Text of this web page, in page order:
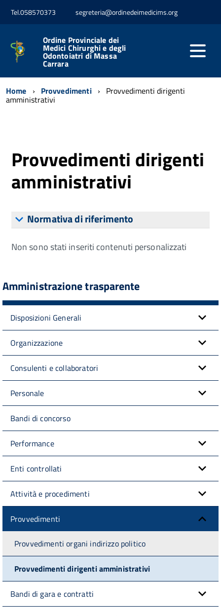
Tel.058570373 segreteria@ordinedeimedicims.org
Ordine Provinciale dei
Medici Chirurghi e degli
Odontoiatri di Massa
Carrara
Home Provvedimenti Provvedimenti dirigenti
amministrativi
Provvedimenti dirigenti
amministrativi
Normativa di riferimento
Non sono stati inseriti contenuti personalizzati
Amministrazione trasparente
Disposizioni Generali
Organizzazione
Consulenti e collaboratori
Personale
Bandi di concorso
Performance
Enti controllati
Attività e procedimenti
Provvedimenti
Provvedimenti organi indirizzo politico
Provvedimenti dirigenti amministrativi
Bandi di gara e contratti